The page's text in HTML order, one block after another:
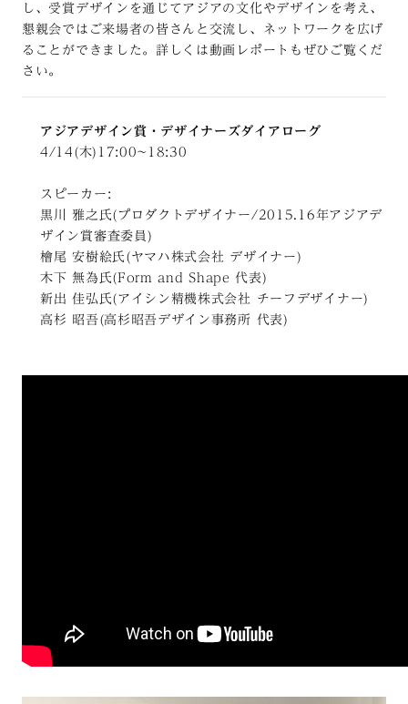
し、受賞デザインを通じてアジアの文化やデザインを考え、
懇親会ではご来場者の皆さんと交流し、ネットワークを広げ
ることができました。詳しくは動画レポートもぜひご覧くだ
さい。
アジアデザイン賞・デザイナーズダイアローグ
4/14(木)17:00~18:30
スピーカー:
黒川 雅之氏(プロダクトデザイナー/2015.16年アジアデ
ザイン賞審査委員)
檜尾 安樹絵氏(ヤマハ株式会社 デザイナー)
木下 無為氏(Form and Shape 代表)
新出 佳弘氏(アイシン精機株式会社 チーフデザイナー)
高杉 昭吾(高杉昭吾デザイン事務所 代表)